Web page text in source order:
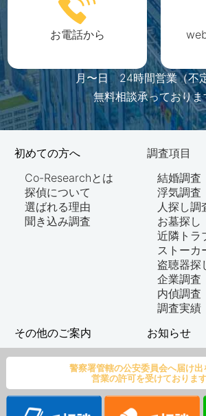
警察署管轄の公安委員会へ届け出
営業の許可を受けております
お電話から
月〜日 24時間営業（不
無料相談承っておりま
初めての方へ
Co-Researchとは
探偵について
選ばれる理由
聞き込み調査
調査項目
結婚調査
浮気調査
人探し調
お墓探し
近隣トラ
ストーカ
盗聴器探
企業調査
内偵調査
調査実績
その他のご案内
ご依頼の流れ
よくある質問
事務所概要
お知らせ
新着情報
お客様の
探偵ナビ